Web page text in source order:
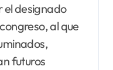
el designado
al que
futuros